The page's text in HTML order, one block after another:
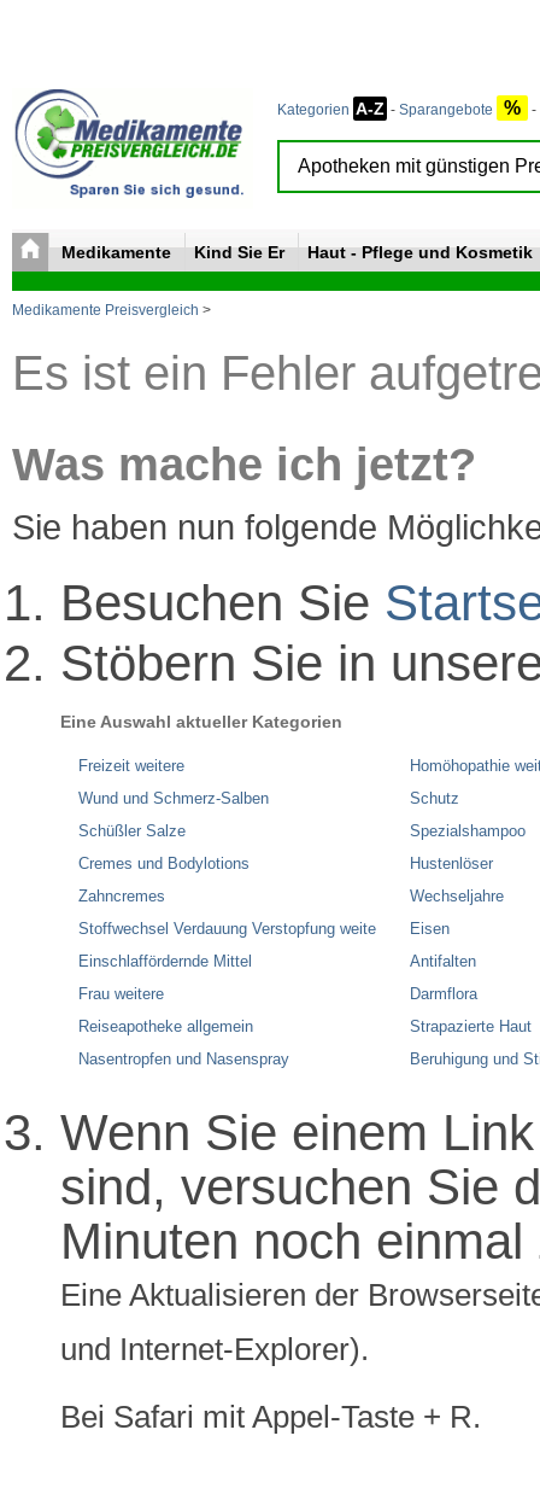
Kategorien A-Z - Sparangebote % -
Medikamente Kind Sie Er Haut - Pflege und Kosmetik
Medikamente Preisvergleich >
Es ist ein Fehler
Was mache ich jetzt?
Sie haben nun folgende
Besuchen Sie
Stöbern Sie in
Eine Auswahl aktueller Kategorien
Freizeit weitere
Wund und Schmerz-Salben
Schüßler Salze
Cremes und Bodylotions
Zahncremes
Stoffwechsel Verdauung Verstopfung weite
Einschlaffördernde Mittel
Frau weitere
Reiseapotheke allgemein
Nasentropfen und Nasenspray
Homöhopathie
Schutz
Spezialshampoo
Hustenlöser
Wechseljahre
Eisen
Antifalten
Darmflora
Strapazierte Haut
Beruhigung und
Wenn Sie einem
sind, versuchen Sie
Minuten noch
Eine Aktualisieren der
und Internet-Explorer).
Bei Safari mit Appel-Taste + R.